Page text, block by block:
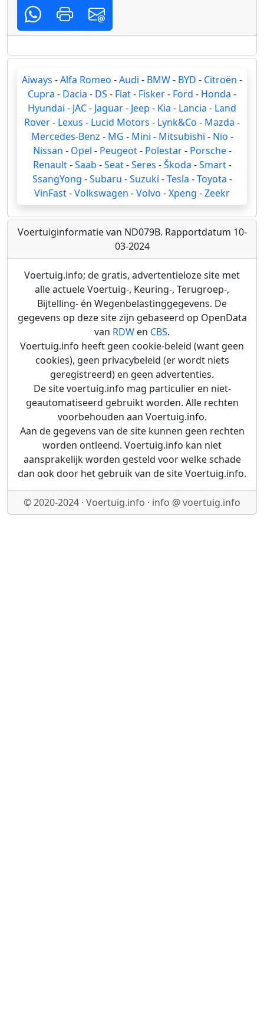
Aiways -Alfa Romeo -Audi - BMW- BYD - Citroën -
Cupra - Dacia - DS - Fiat- Fisker- Ford - Honda -
Hyundai - JAC- Jaguar- Jeep - Kia - Lancia - Land
Rover- Lexus - Lucid Motors - Lynk&Co - Mazda -
Mercedes-Benz - MG - Mini - Mitsubishi - Nio -
Nissan - Opel - Peugeot- Polestar- Porsche-
Renault-Saab -Seat-Seres -Škoda -Smart-
SsangYong -Subaru -Suzuki -Tesla -Toyota -
VinFast-Volkswagen -Volvo -Xpeng -Zeekr
Voertuiginformatie van ND079B. Rapportdatum 10-
03-2024
Voertuig.info; de gratis, advertentieloze site met
alle actuele Voertuig-, Keuring-, Terugroep-,
Bijtelling- én Wegenbelastinggegevens. De
gegevens op deze site zijn gebaseerd op OpenData
van RDW en CBS.
Voertuig.info heeft geen cookie-beleid (want geen
cookies), geen privacybeleid (er wordt niets
geregistreerd) en geen advertenties.
De site voertuig.info mag particulier en niet-
geautomatiseerd gebruikt worden. Alle rechten
voorbehouden aan Voertuig.info.
Aan de gegevens van de site kunnen geen rechten
worden ontleend. Voertuig.info kan niet
aansprakelijk worden gesteld voor welke schade
dan ook door het gebruik van de site Voertuig.info.
© 2020-2024 · Voertuig.info · info @ voertuig.info